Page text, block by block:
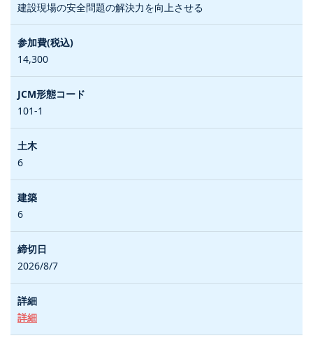
建設現場の安全問題の解決力を向上させる
14,300
101-1
6
6
2026/8/7
詳細